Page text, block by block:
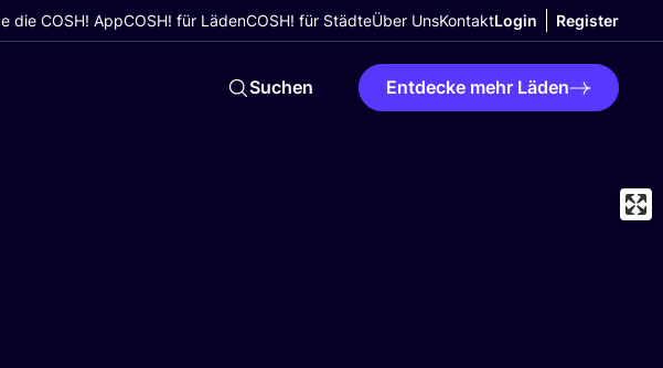
die COSH! AppCOSH! für LädenCOSH! für StädteÜber UnsKontaktLogin Register
Suchen Entdecke mehr Läden